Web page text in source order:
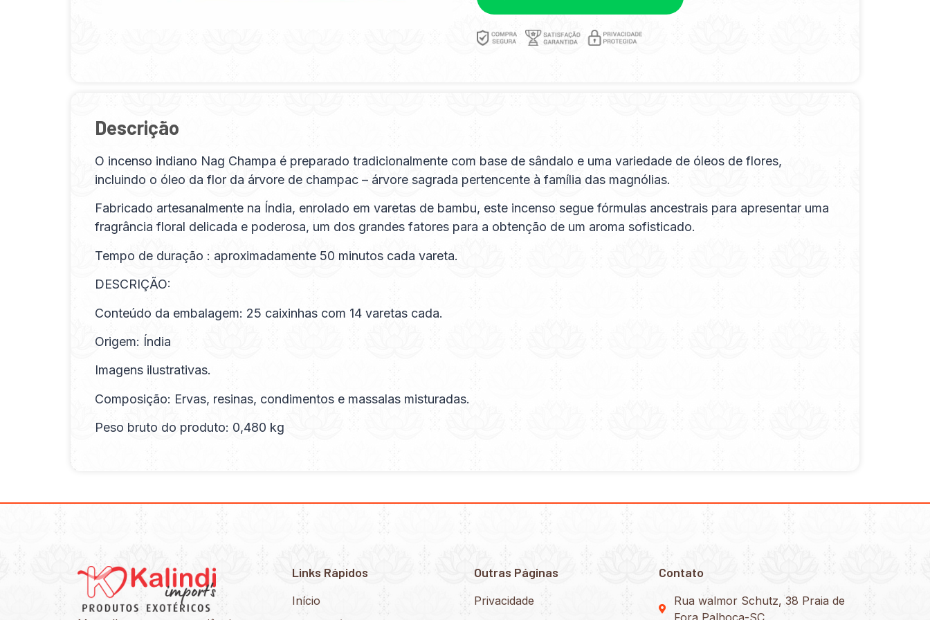
Descrição
O incenso indiano Nag Champa é preparado tradicionalmente com base de sândalo e uma variedade de óleos de flores,
incluindo o óleo da flor da árvore de champac – árvore sagrada pertencente à família das magnólias.
Fabricado artesanalmente na Índia, enrolado em varetas de bambu, este incenso segue fórmulas ancestrais para apresentar uma
fragrância floral delicada e poderosa, um dos grandes fatores para a obtenção de um aroma sofisticado.
Tempo de duração : aproximadamente 50 minutos cada vareta.
DESCRIÇÃO:
Conteúdo da embalagem: 25 caixinhas com 14 varetas cada.
Origem: Índia
Imagens ilustrativas.
Composição: Ervas, resinas, condimentos e massalas misturadas.
Peso bruto do produto: 0,480 kg
Links Rápidos
Início
Outras Páginas
Privacidade
Contato
Rua walmor Schutz, 38 Praia de
Fora Palhoça-SC